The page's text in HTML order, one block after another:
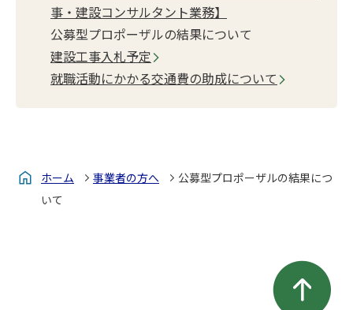
事・建設コンサルタント業務】
公募型プロポーザルの結果について
建設工事入札予定
就職活動にかかる交通費の助成について
ホーム 事業者の方へ
公募型プロポーザルの結果につ
いて